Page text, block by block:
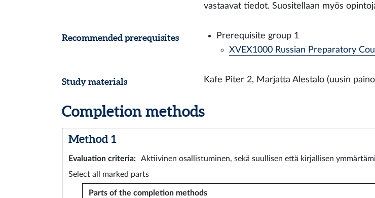
vastaavat tiedot. Suositellaan myös
Recommended prerequisites
Prerequisite group 1
XVEX1000 Russian Preparatory
Study materials Kafe Piter 2, Marjatta Alestalo (uusin
Completion methods
Method 1
Evaluation criteria:
Aktiivinen osallistuminen, sekä suullisen että kirjallisen
Select all marked parts
Parts of the completion methods